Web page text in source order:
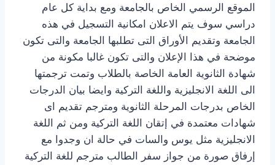
الموقع الرسمي الخاص بالجامعة ومع بداية كل عام
دراسي سوف يتم الاعلان امكانية التسجيل في هذه
الجامعة وتقديم الأوراق التى تطلبها الجامعة والتى تكون
موضحة في هذا الإعلان والتى تكون غالبا مكونة من
شهادة الثانوية العامة الخاصة بالطلاب وتمت ترجمتها
الى اللغة الانجليزية واللغة التركية وايضا بيان الدرجات
الخاص بدرجات المرحلة الثانوية ومترجم تقديم اى
شهادات معتمدة في إتقان اللغة التركية ومن ثم اللغة
الانجليزية مثل يوس والسات في حالة ان وجدوا مع
إرفاق صورة من جواز سفر الطالب مترجم للغة التركية